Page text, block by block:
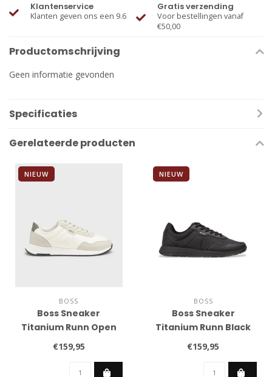
Klantenservice
Klanten geven ons een 9.6
Gratis verzending
Voor bestellingen vanaf
€50,00
Productomschrijving
Geen informatie gevonden
Specificaties
Gerelateerde producten
NIEUW
BOSS
Boss Sneaker
Titanium Runn Open
beige
€159,95
NIEUW
BOSS
Boss Sneaker
Titanium Runn Black
€159,95